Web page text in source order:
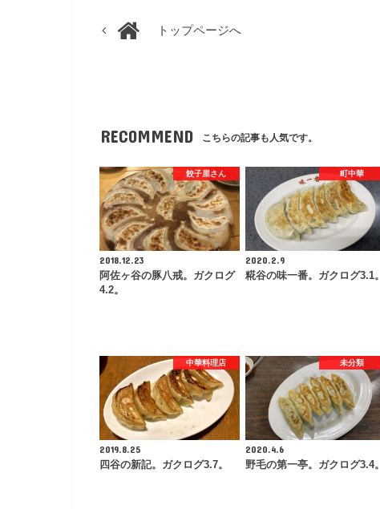
トップページへ
RECOMMEND こちらの記事も人気です。
餃子屋さん
2018.12.23
阿佐ヶ谷の豚八戒。ガクログ
4.2。
町中華
2020.2.9
糀谷の味一番。ガクログ3.1。
中華料理店
2019.8.25
四谷の新記。ガクログ3.7。
未分類
2020.4.6
野毛の第一亭。ガクログ3.4。